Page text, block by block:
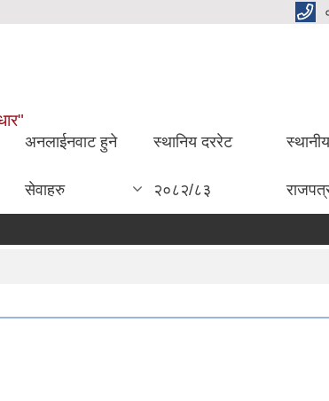
अनलाईनवाट हुने
सेवाहरु
स्थानिय दररेट
२०८२/८३
स्थानीय